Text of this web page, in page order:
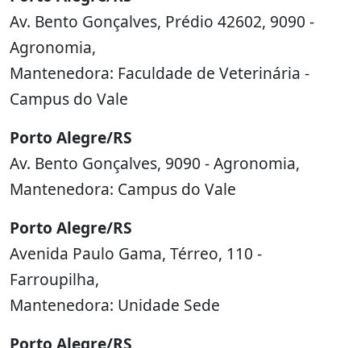
Av. Bento Gonçalves, Prédio 42602, 9090 -
Agronomia,
Mantenedora: Faculdade de Veterinária -
Campus do Vale
Porto Alegre/RS
Av. Bento Gonçalves, 9090 - Agronomia,
Mantenedora: Campus do Vale
Porto Alegre/RS
Avenida Paulo Gama, Térreo, 110 -
Farroupilha,
Mantenedora: Unidade Sede
Porto Alegre/RS